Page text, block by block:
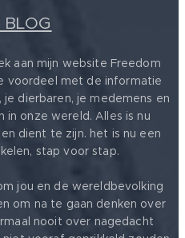
aan mijn website Freedom
voordeel met de informatie
dierbaren, je medemens en
in onze wereld. Alles is nu
dient te zijn. het is nu een
stap voor stap.
jou en de wereldbevolking
om na te gaan denken over
nooit over nagedacht